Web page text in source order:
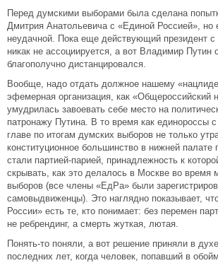
Перед думскими выборами была сделана
Дмитрия Анатольевича с «Единой Россией», но
неудачной. Пока еще действующий президент с
никак не ассоциируется, а вот Владимир Путин
благополучно дистанцировался.
Вообще, надо отдать должное нашему
эфемерная организация, как «Общероссийский
умудрилась завоевать себе место на
патронажу Путина. В то время как единороссы
главе по итогам думских выборов не только
конституционное большинство в нижней палате
стали партией-парией, принадлежность к
скрывать, как это делалось в Москве во время
выборов (все члены «ЕдРа» были
самовыдвиженцы). Это наглядно показывает,
России» есть те, кто понимает: без перемен
не ребрендинг, а смерть жуткая, лютая.
Понять-то поняли, а вот решение приняли в
последних лет, когда человек, попавший в